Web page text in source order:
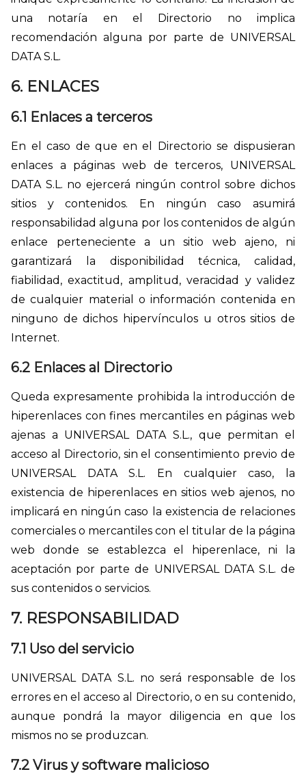
una notaría en el Directorio no implica
recomendación alguna por parte de UNIVERSAL
DATA S.L.
6. ENLACES
6.1 Enlaces a terceros
En el caso de que en el Directorio se dispusieran
enlaces a páginas web de terceros, UNIVERSAL
DATA S.L. no ejercerá ningún control sobre dichos
sitios y contenidos. En ningún caso asumirá
responsabilidad alguna por los contenidos de algún
enlace perteneciente a un sitio web ajeno, ni
garantizará la disponibilidad técnica, calidad,
fiabilidad, exactitud, amplitud, veracidad y validez
de cualquier material o información contenida en
ninguno de dichos hipervínculos u otros sitios de
Internet.
6.2 Enlaces al Directorio
Queda expresamente prohibida la introducción de
hiperenlaces con fines mercantiles en páginas web
ajenas a UNIVERSAL DATA S.L., que permitan el
acceso al Directorio, sin el consentimiento previo de
UNIVERSAL DATA S.L. En cualquier caso, la
existencia de hiperenlaces en sitios web ajenos, no
implicará en ningún caso la existencia de relaciones
comerciales o mercantiles con el titular de la página
web donde se establezca el hiperenlace, ni la
aceptación por parte de UNIVERSAL DATA S.L. de
sus contenidos o servicios.
7. RESPONSABILIDAD
7.1 Uso del servicio
UNIVERSAL DATA S.L. no será responsable de los
errores en el acceso al Directorio, o en su contenido,
aunque pondrá la mayor diligencia en que los
mismos no se produzcan.
7.2 Virus y software malicioso